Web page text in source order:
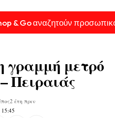
& Go αναζητούν
γραμμή μετρό
Πειραιάς
2 έτη πριν